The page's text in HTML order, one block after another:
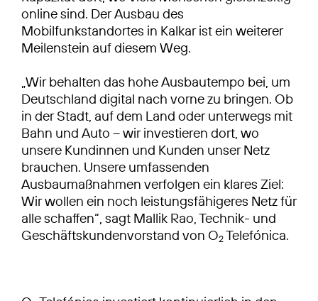
online sind. Der Ausbau des
Mobilfunkstandortes in Kalkar ist ein weiterer
Meilenstein auf diesem Weg.
„Wir behalten das hohe Ausbautempo bei, um
Deutschland digital nach vorne zu bringen. Ob
in der Stadt, auf dem Land oder unterwegs mit
Bahn und Auto – wir investieren dort, wo
unsere Kundinnen und Kunden unser Netz
brauchen. Unsere umfassenden
Ausbaumaßnahmen verfolgen ein klares Ziel:
Wir wollen ein noch leistungsfähigeres Netz für
alle schaffen“, sagt Mallik Rao, Technik- und
Geschäftskundenvorstand von O2Telefónica.